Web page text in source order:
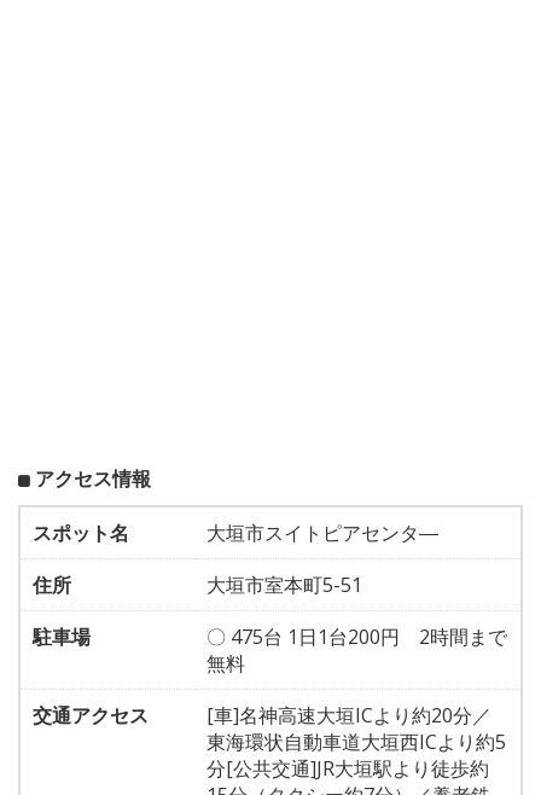
アクセス情報
スポット名
大垣市スイトピアセンタ―
住所
大垣市室本町5-51
駐車場
〇 475台 1日1台200円 2時間まで
無料
交通アクセス
[車]名神高速大垣ICより約20分／
東海環状自動車道大垣西ICより約5
分[公共交通]JR大垣駅より徒歩約